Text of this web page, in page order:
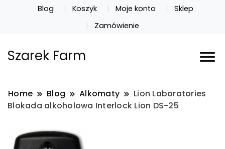
Blog Koszyk Moje konto
Sklep
Zamówienie
Szarek Farm
Home Blog Alkomaty
Lion Laboratories
Blokada alkoholowa Interlock Lion DS-25